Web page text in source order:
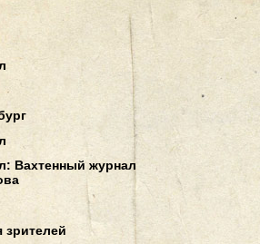
Вахтенный журнал
зрителей